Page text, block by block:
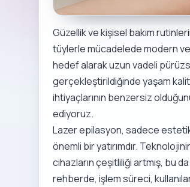
Güzellik ve kişisel bakım
tüylerle mücadelede modern
hedef alarak uzun vadeli
gerçekleştirildiğinde yaşam
ihtiyaçlarının benzersiz
ediyoruz.
Lazer epilasyon, sadece estetik
önemli bir yatırımdır.
cihazların çeşitliliği artmış, bu
rehberde, işlem süreci,